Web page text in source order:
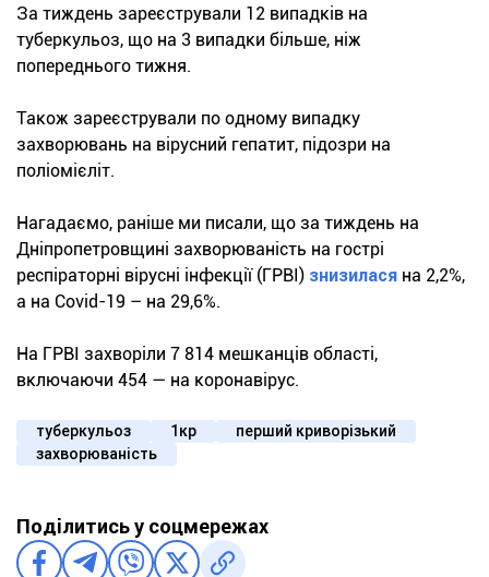
За тиждень зареєстрували 12 випадків на
туберкульоз, що на 3 випадки більше, ніж
попереднього тижня.
Також зареєстрували по одному випадку
захворювань на вірусний гепатит, підозри на
поліомієліт.
Нагадаємо, раніше ми писали, що за тиждень на
Дніпропетровщині захворюваність на гострі
респіраторні вірусні інфекції (ГРВІ) знизилася на 2,2%,
а на Covid-19 – на 29,6%.
На ГРВІ захворіли 7 814 мешканців області,
включаючи 454 — на коронавірус.
туберкульоз 1кр
перший криворізький
захворюваність
Поділитись у соцмережах